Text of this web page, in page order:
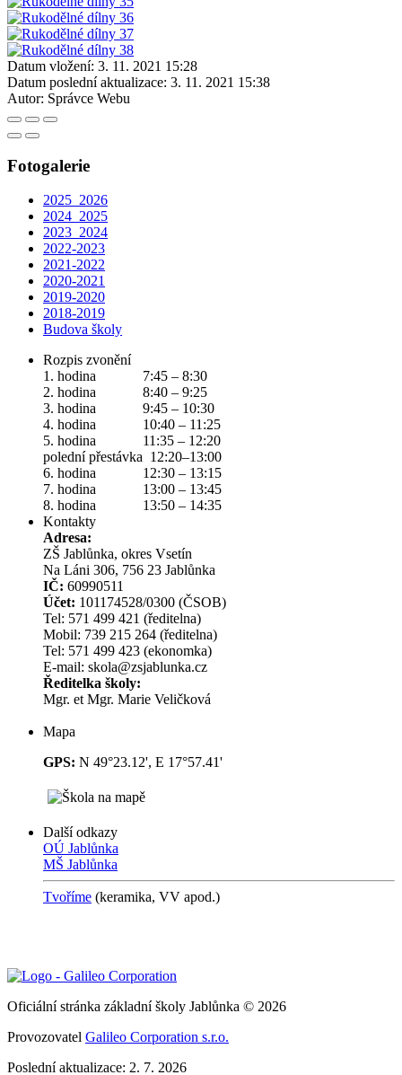
Datum vložení: 3. 11. 2021 15:28
Datum poslední aktualizace: 3. 11. 2021 15:38
Autor: Správce Webu
Fotogalerie
2025_2026
2024_2025
2023_2024
2022-2023
2021-2022
2020-2021
2019-2020
2018-2019
Budova školy
Rozpis zvonění
1. hodina 7:45 – 8:30
2. hodina 8:40 – 9:25
3. hodina 9:45 – 10:30
4. hodina 10:40 – 11:25
5. hodina 11:35 – 12:20
polední přestávka 12:20–13:00
6. hodina 12:30 – 13:15
7. hodina 13:00 – 13:45
8. hodina 13:50 – 14:35
Kontakty
Adresa:
ZŠ Jablůnka, okres Vsetín
Na Láni 306, 756 23 Jablůnka
IČ: 60990511
Účet: 101174528/0300 (ČSOB)
Tel: 571 499 421 (ředitelna)
Mobil: 739 215 264 (ředitelna)
Tel: 571 499 423 (ekonomka)
E-mail: skola@zsjablunka.cz
Ředitelka školy:
Mgr. et Mgr. Marie Veličková
Mapa
GPS: N 49°23.12', E 17°57.41'
Další odkazy
OÚ Jablůnka
MŠ Jablůnka
Tvoříme (keramika, VV apod.)
Oficiální stránka základní školy Jablůnka © 2026
Provozovatel Galileo Corporation s.r.o.
Poslední aktualizace: 2. 7. 2026